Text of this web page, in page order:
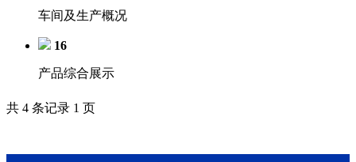
车间及生产概况
16
产品综合展示
共 4 条记录 1 页